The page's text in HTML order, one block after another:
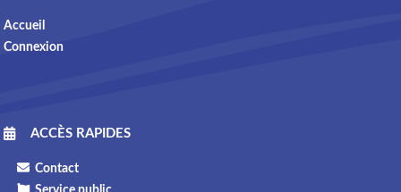
Accueil
Connexion
ACCÈS RAPIDES
Contact